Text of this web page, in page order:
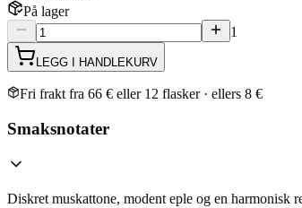
På lager
1
LEGG I HANDLEKURV
Fri frakt fra 66 € eller 12 flasker · ellers 8 €
Smaksnotater
Diskret muskattone, modent eple og en harmonisk